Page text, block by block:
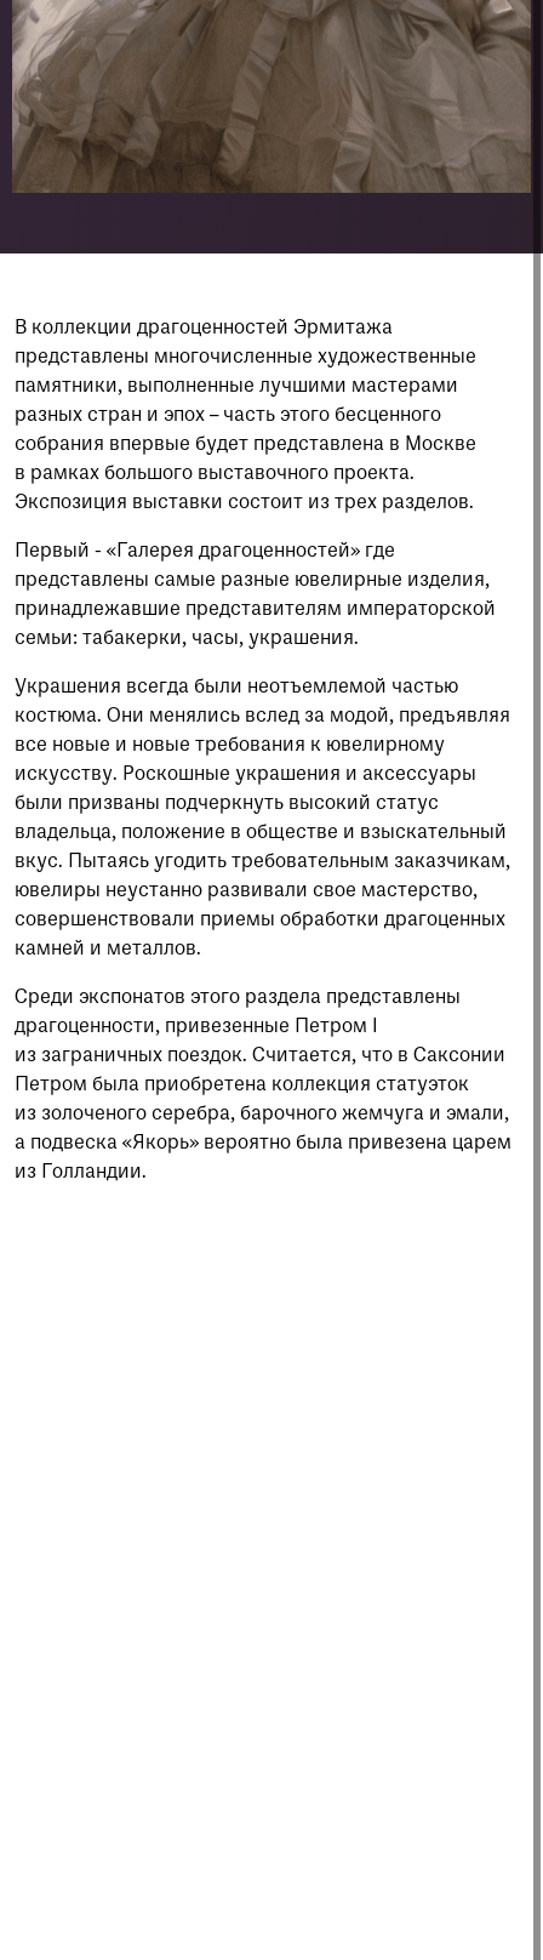
В коллекции драгоценностей Эрмитажа
представлены многочисленные художественные
памятники, выполненные лучшими мастерами
разных стран и эпох – часть этого бесценного
собрания впервые будет представлена в Москве
в рамках большого выставочного проекта.
Экспозиция выставки состоит из трех разделов.
Первый - «Галерея драгоценностей» где
представлены самые разные ювелирные изделия,
принадлежавшие представителям императорской
семьи: табакерки, часы, украшения.
Украшения всегда были неотъемлемой частью
костюма. Они менялись вслед за модой, предъявляя
все новые и новые требования к ювелирному
искусству. Роскошные украшения и аксессуары
были призваны подчеркнуть высокий статус
владельца, положение в обществе и взыскательный
вкус. Пытаясь угодить требовательным заказчикам,
ювелиры неустанно развивали свое мастерство,
совершенствовали приемы обработки драгоценных
камней и металлов.
Среди экспонатов этого раздела представлены
драгоценности, привезенные Петром I
из заграничных поездок. Считается, что в Саксонии
Петром была приобретена коллекция статуэток
из золоченого серебра, барочного жемчуга и эмали,
а подвеска «Якорь» вероятно была привезена царем
из Голландии.